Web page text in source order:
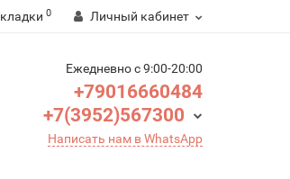
0 Личный кабинет
Ежедневно c 9:00-20:00
+79016660484
+7(3952)567300
Написать нам в WhatsApp